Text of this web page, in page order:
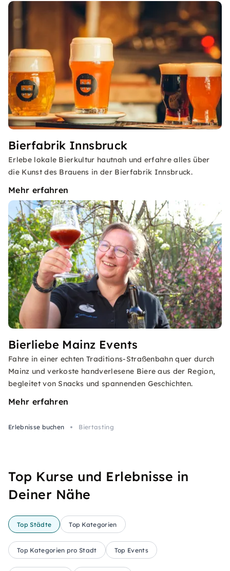
Bierfabrik Innsbruck
Erlebe lokale Bierkultur hautnah und erfahre alles über
die Kunst des Brauens in der Bierfabrik Innsbruck.
Mehr erfahren
Bierliebe Mainz Events
Fahre in einer echten Traditions-Straßenbahn quer durch
Mainz und verkoste handverlesene Biere aus der Region,
begleitet von Snacks und spannenden Geschichten.
Mehr erfahren
Erlebnisse buchen Biertasting
Top Kurse und Erlebnisse in
Deiner Nähe
Top Städte Top Kategorien
Top Kategorien pro Stadt Top Events